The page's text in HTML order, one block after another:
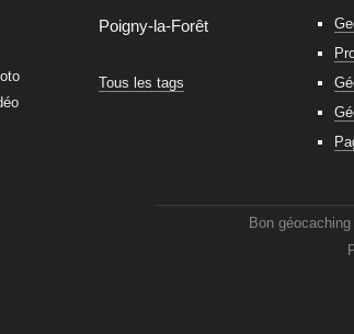
Poigny-la-Forêt
Tous les tags
Bon